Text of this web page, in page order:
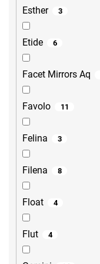
Esther 3
Etide 6
Facet Mirrors Aq
Favolo 11
Felina 3
Filena 8
Float 4
Flut 4